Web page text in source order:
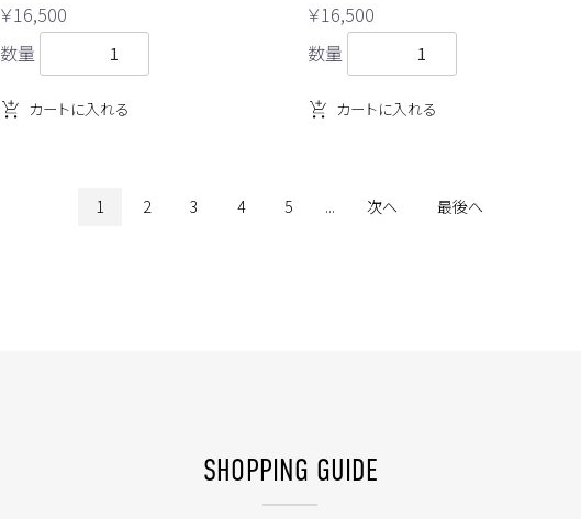
￥16,500
数量
カートに入れる
￥16,500
数量
カートに入れる
1 2 3 4 5 ... 次へ 最後へ
SHOPPING GUIDE